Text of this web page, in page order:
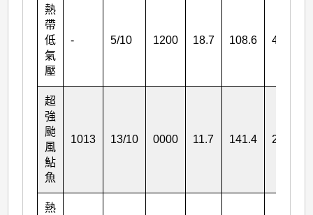
熱
帶
低
氣
壓
- 5/10 1200 18.7 108.6 45
超
強
颱
風
鮎
魚
1013 13/10 0000 11.7 141.4 270
熱